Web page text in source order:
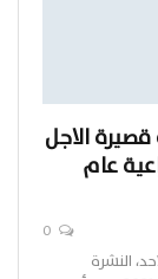
قصيرة الاجل
عام
النشرة